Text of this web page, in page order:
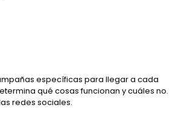
específicas para llegar a cada
qué cosas funcionan y cuáles no.
redes sociales.